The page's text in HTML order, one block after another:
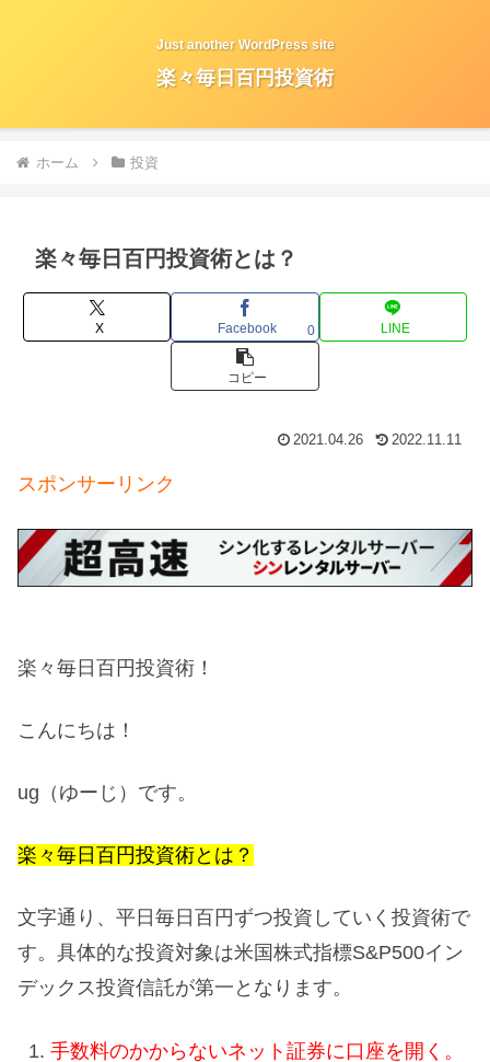
Just another WordPress site
楽々毎日百円投資術
ホーム 投資
楽々毎日百円投資術とは？
X Facebook 0 LINE
コピー
2021.04.26 2022.11.11
スポンサーリンク
楽々毎日百円投資術！
こんにちは！
ug（ゆーじ）です。
楽々毎日百円投資術とは？
文字通り、平日毎日百円ずつ投資していく投資術で
す。具体的な投資対象は米国株式指標S&P500イン
デックス投資信託が第一となります。
手数料のかからないネット証券に口座を開く。